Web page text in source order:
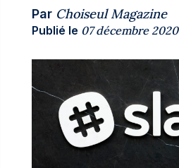
Par Choiseul Magazine
Publié le 07 décembre 2020